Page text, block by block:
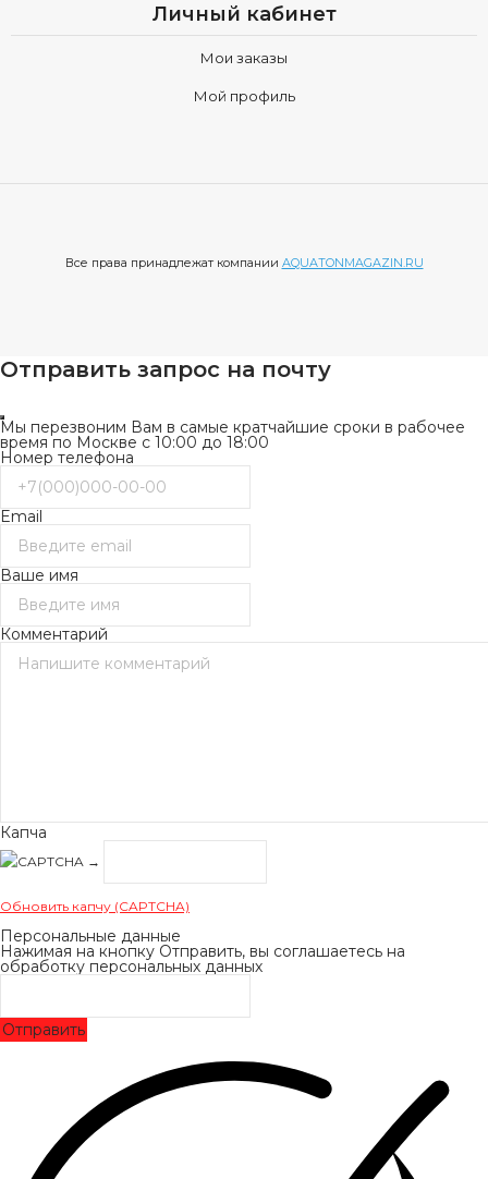
Личный кабинет
Мои заказы
Мой профиль
Все права принадлежат компании AQUATONMAGAZIN.RU
Отправить запрос на почту
Мы перезвоним Вам в самые кратчайшие сроки в рабочее
время по Москве с 10:00 до 18:00
Номер телефона
Email
Ваше имя
Комментарий
Капча
→
Обновить капчу (CAPTCHA)
Персональные данные
Нажимая на кнопку Отправить, вы соглашаетесь на
обработку персональных данных
Отправить